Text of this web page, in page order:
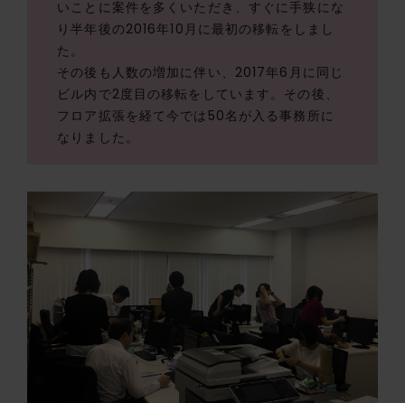
いことに案件を多くいただき、すぐに手狭にな
り半年後の2016年10月に最初の移転をしまし
た。
その後も人数の増加に伴い、2017年6月に同じ
ビル内で2度目の移転をしています。その後、
フロア拡張を経て今では50名が入る事務所に
なりました。